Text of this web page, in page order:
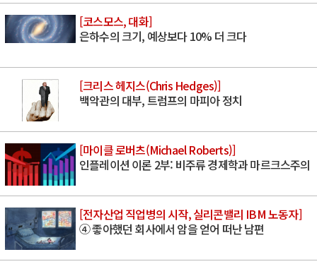
[코스모스, 대화]
은하수의 크기, 예상보다 10% 더 크다
[크리스 헤지스(Chris Hedges)]
백악관의 대부, 트럼프의 마피아 정치
[마이클 로버츠(Michael Roberts)]
인플레이션 이론 2부: 비주류 경제학과 마르크스주의
[전자산업 직업병의 시작, 실리콘밸리 IBM 노동자]
④ 좋아했던 회사에서 암을 얻어 떠난 남편